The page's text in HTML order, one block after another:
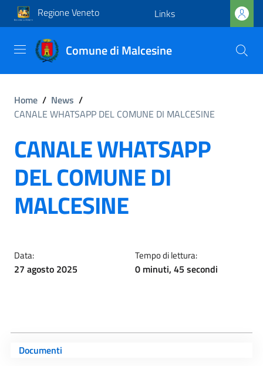
Regione Veneto Links
Comune di Malcesine
Home / News /
CANALE WHATSAPP DEL COMUNE DI MALCESINE
CANALE WHATSAPP
DEL COMUNE DI
MALCESINE
Data:
27 agosto 2025
Tempo di lettura:
0 minuti, 45 secondi
Documenti